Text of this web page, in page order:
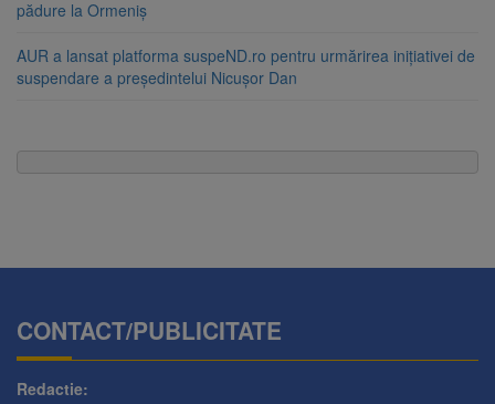
pădure la Ormeniș
AUR a lansat platforma suspeND.ro pentru urmărirea inițiativei de
suspendare a președintelui Nicușor Dan
CONTACT/PUBLICITATE
Redactie: